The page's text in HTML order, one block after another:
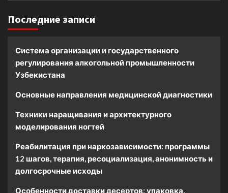
Последние записи
Система организации и государственного
регулирования алкогольной промышленности
Узбекистана
Основные направления медицинской диагностики
Техники наращивания и архитектурного
моделирования ногтей
Реабилитация при наркозависимости: программы
12 шагов, терапия, ресоциализация, анонимность и
долгосрочные исходы
Особенности доставки десертов: упаковка,